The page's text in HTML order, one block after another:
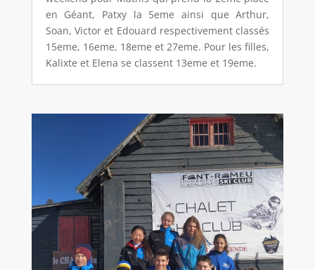
en Géant, Patxy la 5eme ainsi que Arthur,
Soan, Victor et Edouard respectivement classés
15eme, 16eme, 18eme et 27eme. Pour les filles,
Kalixte et Elena se classent 13eme et 19eme.